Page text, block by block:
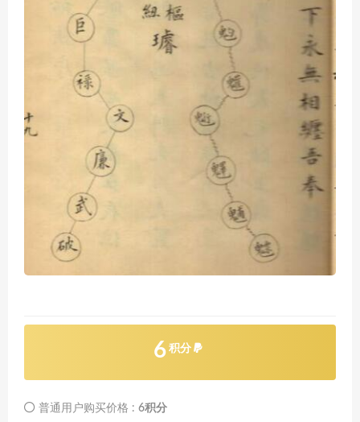
6 积分
普通用户购买价格 : 6积分